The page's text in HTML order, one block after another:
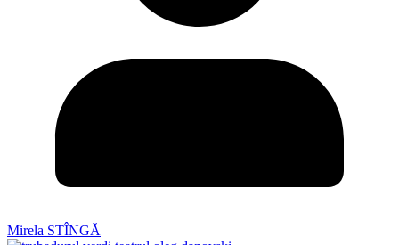
Mirela STÎNGĂ